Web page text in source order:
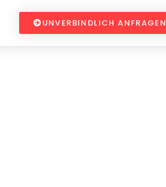
UNVERBINDLICH ANFRAGEN